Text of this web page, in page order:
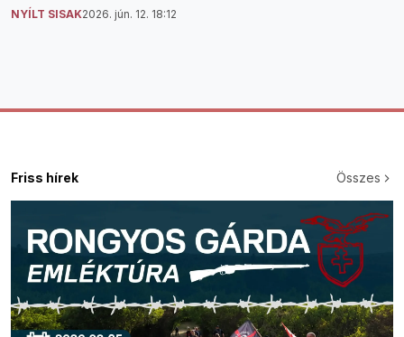
NYÍLT SISAK2026. jún. 12. 18:12
Friss hírek Összes